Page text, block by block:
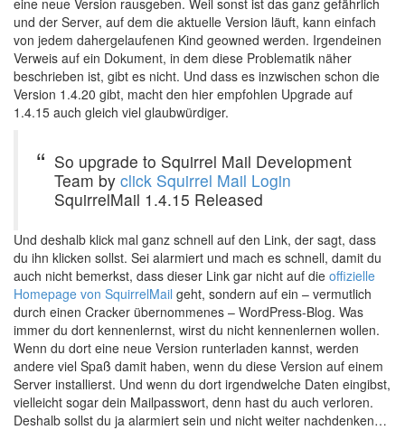
eine neue Version rausgeben. Weil sonst ist das ganz gefährlich
und der Server, auf dem die aktuelle Version läuft, kann einfach
von jedem dahergelaufenen Kind geowned werden. Irgendeinen
Verweis auf ein Dokument, in dem diese Problematik näher
beschrieben ist, gibt es nicht. Und dass es inzwischen schon die
Version 1.4.20 gibt, macht den hier empfohlen Upgrade auf
1.4.15 auch gleich viel glaubwürdiger.
So upgrade to Squirrel Mail Development
Team by click Squirrel Mail Login
SquirrelMail 1.4.15 Released
Und deshalb klick mal ganz schnell auf den Link, der sagt, dass
du ihn klicken sollst. Sei alarmiert und mach es schnell, damit du
auch nicht bemerkst, dass dieser Link gar nicht auf die offizielle
Homepage von SquirrelMail geht, sondern auf ein – vermutlich
durch einen Cracker übernommenes – WordPress-Blog. Was
immer du dort kennenlernst, wirst du nicht kennenlernen wollen.
Wenn du dort eine neue Version runterladen kannst, werden
andere viel Spaß damit haben, wenn du diese Version auf einem
Server installierst. Und wenn du dort irgendwelche Daten eingibst,
vielleicht sogar dein Mailpasswort, denn hast du auch verloren.
Deshalb sollst du ja alarmiert sein und nicht weiter nachdenken…